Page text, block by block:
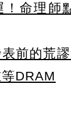
！命理師
前的荒
DRAM